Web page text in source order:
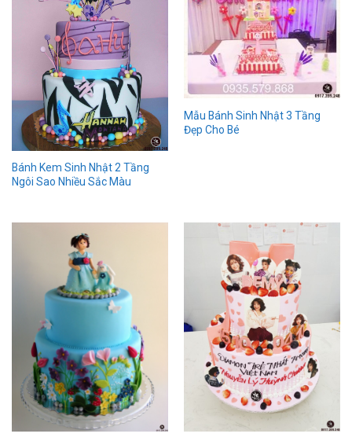
Bánh Kem Sinh Nhật 2 Tầng
Ngôi Sao Nhiều Sắc Màu
Mẫu Bánh Sinh Nhật 3 Tầng
Đẹp Cho Bé